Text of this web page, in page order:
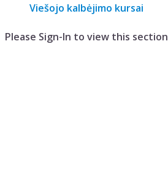
Viešojo kalbėjimo kursai
Please Sign-In to view this section